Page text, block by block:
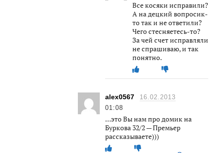
Все косяки исправили?
А на децкий вопросик-
то так и не ответили?
Чего стесняетесь-то?
За чей счет исправляли
не спрашиваю, и так
понятно.
alex0567
16.02.2013
01:08
…это Вы нам про домик на
Буркова 32/2 — Премьер
рассказываете)))